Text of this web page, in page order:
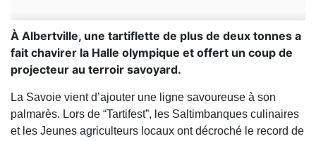
À Albertville, une tartiflette de plus de deux tonnes a
fait chavirer la Halle olympique et offert un coup de
projecteur au terroir savoyard.
La Savoie vient d’ajouter une ligne savoureuse à son
palmarès. Lors de “Tartifest”, les Saltimbanques culinaires
et les Jeunes agriculteurs locaux ont décroché le record de